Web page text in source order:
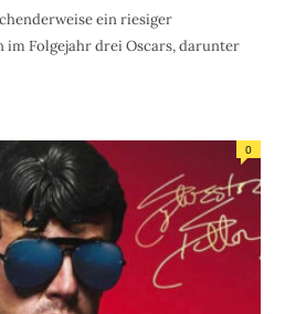
ein riesiger
im Folgejahr drei Oscars, darunter
0